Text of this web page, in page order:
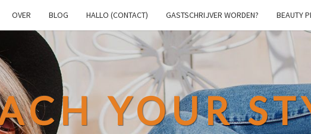
OVER BLOG HALLO (CONTACT) GASTSCHRIJVER WORDEN? BEAUTY
YOUR